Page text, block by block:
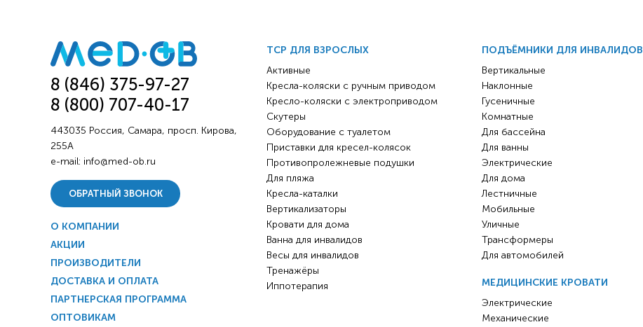
Ванна для инвалидов
8 (846) 375-97-27
8 (800) 707-40-17
443035 Россия, Самара, просп. Кирова,
255А
e-mail: info@med-ob.ru
ОБРАТНЫЙ ЗВОНОК
О КОМПАНИИ
АКЦИИ
ПРОИЗВОДИТЕЛИ
ДОСТАВКА И ОПЛАТА
ПАРТНЕРСКАЯ ПРОГРАММА
ОПТОВИКАМ
ТСР ДЛЯ ВЗРОСЛЫХ
Активные
Кресла-коляски с ручным приводом
Кресло-коляски с электроприводом
Скутеры
Оборудование с туалетом
Приставки для кресел-колясок
Противопролежневые подушки
Для пляжа
Кресла-каталки
Вертикализаторы
Кровати для дома
Ванна для инвалидов
Весы для инвалидов
Тренажёры
Иппотерапия
ПОДЪЁМНИКИ ДЛЯ ИНВАЛИДОВ
Вертикальные
Наклонные
Гусеничные
Комнатные
Для бассейна
Для ванны
Электрические
Для дома
Лестничные
Мобильные
Уличные
Трансформеры
Для автомобилей
МЕДИЦИНСКИЕ КРОВАТИ
Электрические
Механические